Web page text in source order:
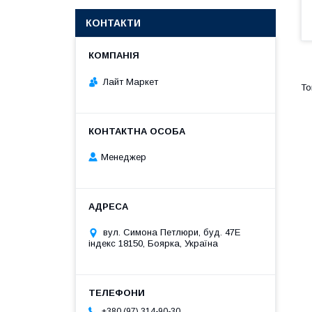
КОНТАКТИ
Лайт Маркет
Менеджер
вул. Симона Петлюри, буд. 47Е
індекс 18150, Боярка, Україна